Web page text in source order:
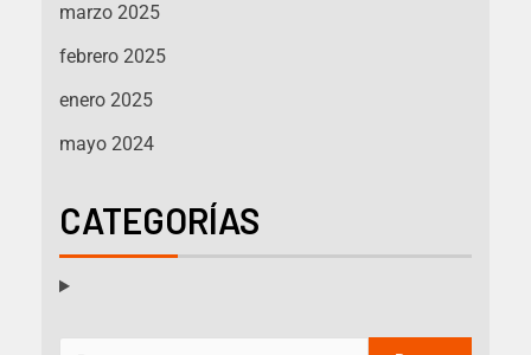
marzo 2025
febrero 2025
enero 2025
mayo 2024
CATEGORÍAS